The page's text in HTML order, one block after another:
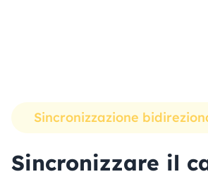
Sincronizzazione
Sincronizzare il